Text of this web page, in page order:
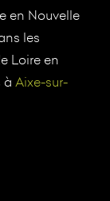
en Nouvelle
les
Loire en
à Aixe-sur-